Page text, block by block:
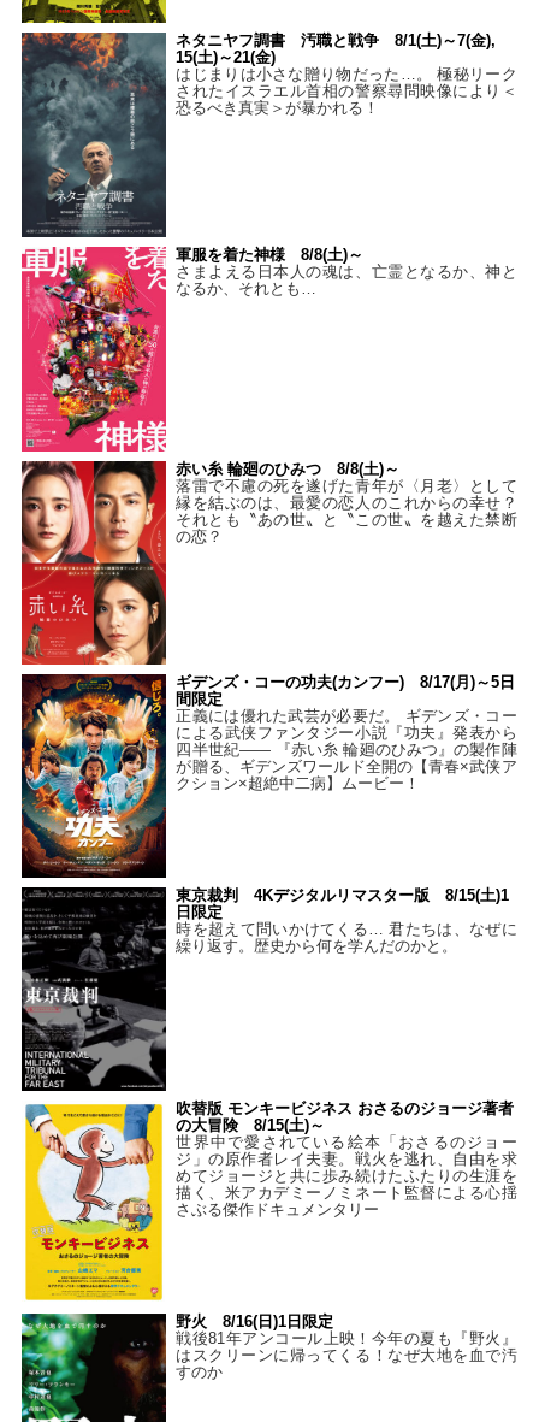
ネタニヤフ調書 汚職と戦争 8/1(土)～7(金),
15(土)～21(金)
はじまりは小さな贈り物だった…。 極秘リーク
されたイスラエル首相の警察尋問映像により＜
恐るべき真実＞が暴かれる！
軍服を着た神様 8/8(土)～
さまよえる日本人の魂は、亡霊となるか、神と
なるか、それとも…
赤い糸 輪廻のひみつ 8/8(土)～
落雷で不慮の死を遂げた青年が〈月老〉として
縁を結ぶのは、最愛の恋人のこれからの幸せ？
それとも〝あの世〟と〝この世〟を越えた禁断
の恋？
ギデンズ・コーの功夫(カンフー) 8/17(月)～5日
間限定
正義には優れた武芸が必要だ。 ギデンズ・コー
による武侠ファンタジー小説『功夫』発表から
四半世紀―― 『赤い糸 輪廻のひみつ』の製作陣
が贈る、ギデンズワールド全開の【青春×武侠ア
クション×超絶中二病】ムービー！
東京裁判 4Kデジタルリマスター版 8/15(土)1
日限定
時を超えて問いかけてくる… 君たちは、なぜに
繰り返す。歴史から何を学んだのかと。
吹替版 モンキービジネス おさるのジョージ著者
の大冒険 8/15(土)～
世界中で愛されている絵本「おさるのジョー
ジ」の原作者レイ夫妻。戦火を逃れ、自由を求
めてジョージと共に歩み続けたふたりの生涯を
描く、米アカデミーノミネート監督による心揺
さぶる傑作ドキュメンタリー
野火 8/16(日)1日限定
戦後81年アンコール上映！今年の夏も『野火』
はスクリーンに帰ってくる！なぜ大地を血で汚
すのか